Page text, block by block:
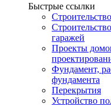
Быстрые ссылки
гаражей
Проекты
Фундамент,
фундамента
Перекрытия
Устройство